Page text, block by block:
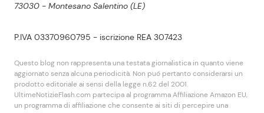
73030 - Montesano Salentino (LE)
P.IVA 03370960795 - iscrizione REA 307423
Questo blog non rappresenta una testata giornalistica in quanto viene
aggiornato senza alcuna periodicità. Non puó pertanto considerarsi un
prodotto editoriale ai sensi della legge n.62 del 2001.
UltimeNotizieFlash.com partecipa al programma Affiliazione Amazon EU,
un programma di affiliazione che consente ai siti di percepire una